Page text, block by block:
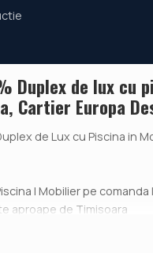
Duplex de lux cu
Cartier Europa
de Lux cu Piscina in
| Mobilier pe comanda
aproape de Timisoara
spre vanzare un duplex